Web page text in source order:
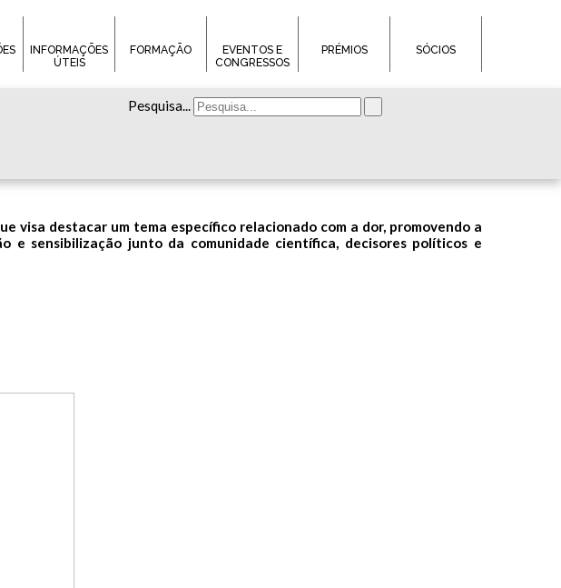
INFORMAÇÕES
ÚTEIS
FORMAÇÃO
EVENTOS E
CONGRESSOS
PRÉMIOS SÓCIOS
Pesquisa...
visa destacar um tema específico relacionado com a dor, promovendo a
e sensibilização junto da comunidade científica, decisores políticos e